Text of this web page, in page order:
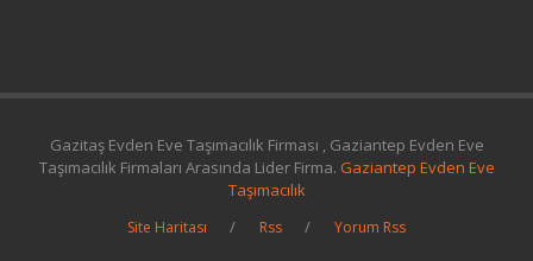
Gazitaş Evden Eve Taşımacılık Firması , Gaziantep Evden Eve
Taşımacılık Firmaları Arasında Lider Firma. Gaziantep Evden Eve
Taşımacılık
Site Haritası Rss Yorum Rss